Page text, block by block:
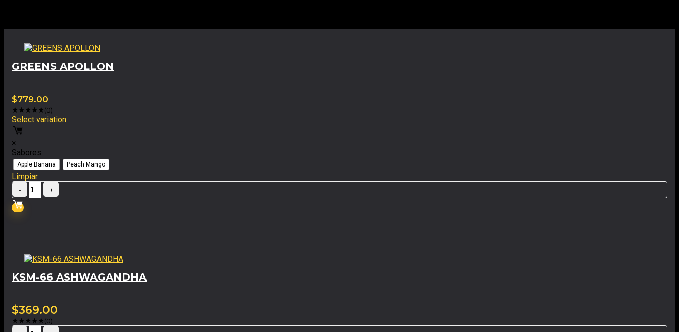
GREENS APOLLON
$779.00
★★★★★(0)
Select variation
×
Sabores
Apple Banana Peach Mango
Limpiar
KSM-66 ASHWAGANDHA
$369.00
★★★★★(0)